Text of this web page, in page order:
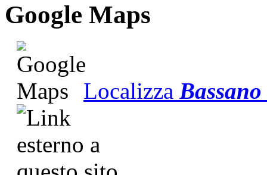
Google Maps
Localizza